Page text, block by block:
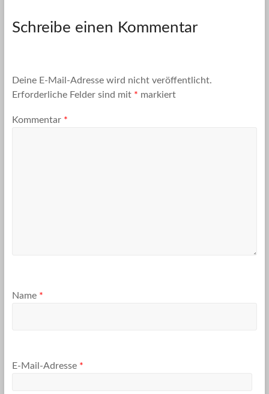
Schreibe einen Kommentar
Deine E-Mail-Adresse wird nicht veröffentlicht.
Erforderliche Felder sind mit * markiert
Kommentar *
Name *
E-Mail-Adresse *